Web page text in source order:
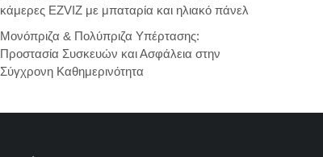
κάμερες EZVIZ με μπαταρία και ηλιακό πάνελ
Μονόπριζα & Πολύπριζα Υπέρτασης:
Προστασία Συσκευών και Ασφάλεια στην
Σύγχρονη Καθημερινότητα